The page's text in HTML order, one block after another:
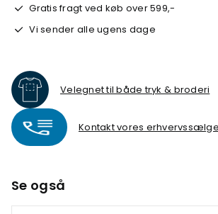
Gratis fragt ved køb over 599,-
Vi sender alle ugens dage
Velegnet til både tryk & broderi
Kontakt vores
Se også